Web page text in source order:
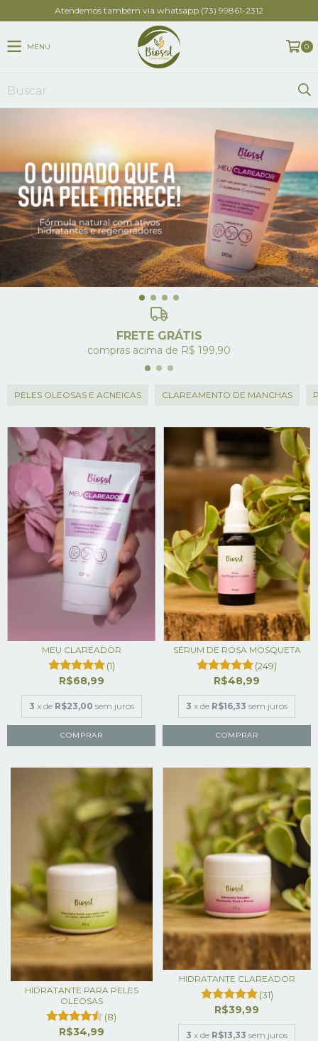
Atendemos também via whatsapp (73) 99861-2312
MENU 0
FRETE GRÁTIS
compras acima de R$ 199,90
PELES OLEOSAS E ACNEICAS CLAREAMENTO DE MANCHAS
MEU CLAREADOR
(1)
R$68,99
3 x de R$23,00 sem juros
SÉRUM DE ROSA MOSQUETA
(249)
R$48,99
3 x de R$16,33 sem juros
HIDRATANTE PARA PELES
OLEOSAS
(8)
R$34,99
HIDRATANTE CLAREADOR
(31)
R$39,99
3 x de R$13,33 sem juros